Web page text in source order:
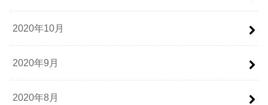
2020年10月
2020年9月
2020年8月